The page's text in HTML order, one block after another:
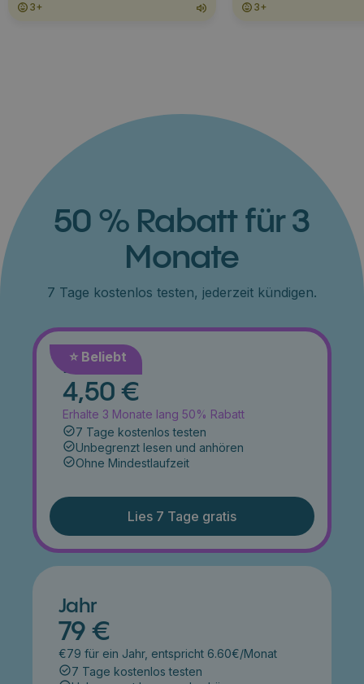
3+ 3+
50 % Rabatt für 3
Monate
7 Tage kostenlos testen, jederzeit kündigen.
⭐️ Beliebt
Monat
4,50 €
Erhalte 3 Monate lang 50% Rabatt
7 Tage kostenlos testen
Unbegrenzt lesen und anhören
Ohne Mindestlaufzeit
Lies 7 Tage gratis
Jahr
79 €
€79 für ein Jahr, entspricht 6.60€/Monat
7 Tage kostenlos testen